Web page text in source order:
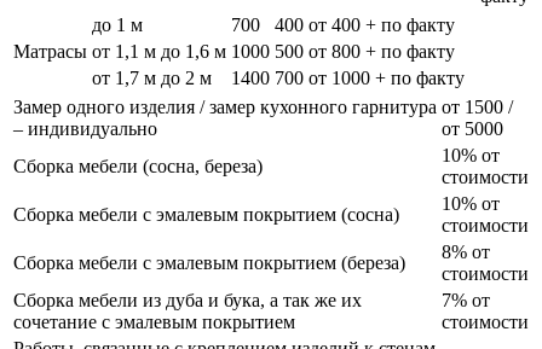
Матрасы
до 1 м 700 400 от 400 + по факту
от 1,1 м до 1,6 м 1000 500 от 800 + по факту
от 1,7 м до 2 м
1400 700 от 1000 + по факту
Замер одного изделия / замер кухонного гарнитура
– индивидуально
от 1500 /
от 5000
Сборка мебели (сосна, береза)
10% от
стоимости
Сборка мебели с эмалевым покрытием (сосна)
10% от
стоимости
Сборка мебели с эмалевым покрытием (береза)
8% от
стоимости
Сборка мебели из дуба и бука, а так же их
сочетание с эмалевым покрытием
7% от
стоимости